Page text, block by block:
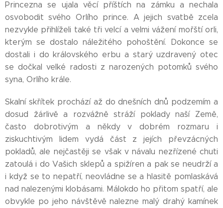
Princezna se ujala věcí příštích na zámku a nechala
osvobodit svého Orlího prince. A jejich svatbě zcela
nezvykle přihlíželi také tři velcí a velmi vážení mořští orli,
kterým se dostalo náležitého pohoštění. Dokonce se
dostali i do královského erbu a starý uzdravený otec
se dočkal velké radosti z narozených potomků svého
syna, Orlího krále.
Skalní skřítek prochází až do dnešních dnů podzemím a
dosud žárlivě a rozvážně stráží poklady naší Země,
často dobrotivým a někdy v dobrém rozmaru i
ziskuchtivým lidem vydá část z jejích převzácných
pokladů, ale nejčastěji se však v návalu nezřízené chuti
zatoulá i do Vašich sklepů a spižíren a pak se neudrží a
i když se to nepatří, neovládne se a hlasitě pomlaskává
nad nalezenými klobásami. Málokdo ho přitom spatří, ale
obvykle po jeho návštěvě nalezne malý drahý kamínek